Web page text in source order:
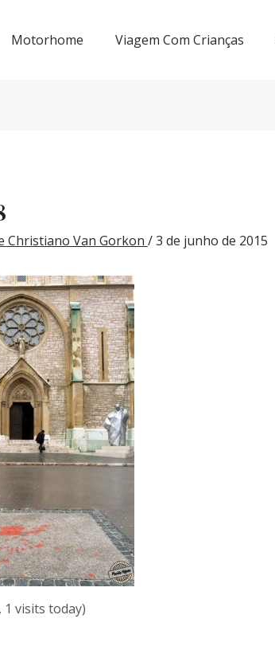
Motorhome Viagem Com Crianças
Christiano Van Gorkon /3 de junho de 2015
1 visits today)